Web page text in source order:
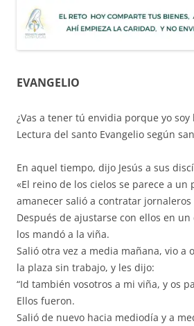
EVANGELIO
¿Vas a tener tú envidia porque yo soy
Lectura del santo Evangelio según
En aquel tiempo, dijo Jesús a sus
«El reino de los cielos se parece a
amanecer salió a contratar jornaleros
Después de ajustarse con ellos en
los mandó a la viña.
Salió otra vez a media mañana, vio a
la plaza sin trabajo, y les dijo:
“Id también vosotros a mi viña, y os
Ellos fueron.
Salió de nuevo hacia mediodía y a